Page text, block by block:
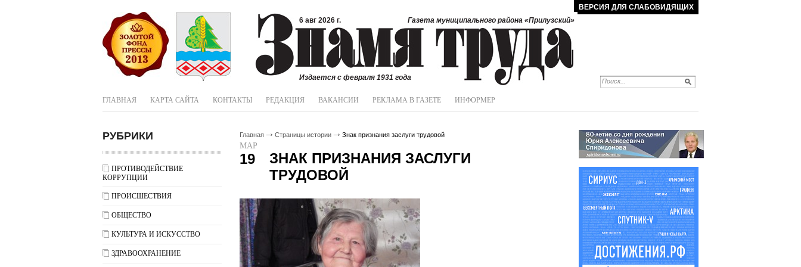
ВЕРСИЯ ДЛЯ СЛАБОВИДЯЩИХ
6 авг 2026 г.
Газета муниципального района «Прилузский»
Издается с февраля 1931 года
ГЛАВНАЯ КАРТА САЙТА КОНТАКТЫ РЕДАКЦИЯ ВАКАНСИИ РЕКЛАМА В ГАЗЕТЕ ИНФОРМЕР
РУБРИКИ
ПРОТИВОДЕЙСТВИЕ
КОРРУПЦИИ
ПРОИСШЕСТВИЯ
ОБЩЕСТВО
КУЛЬТУРА И ИСКУССТВО
ЗДРАВООХРАНЕНИЕ
Главная Страницы истории Знак признания заслуги трудовой
МАР
19
ЗНАК ПРИЗНАНИЯ ЗАСЛУГИ
ТРУДОВОЙ